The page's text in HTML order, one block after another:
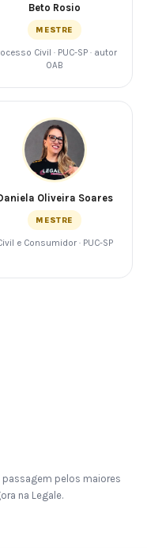
Beto Rosio
MESTRE
Civil · PUC-SP · autor
OAB
Oliveira Soares
MESTRE
e Consumidor · PUC-SP
pelos maiores
na Legale.